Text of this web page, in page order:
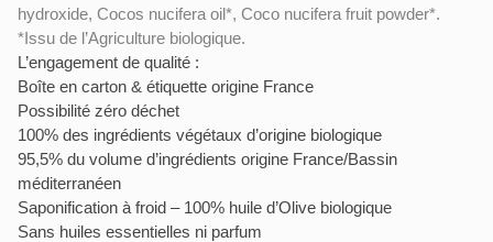
hydroxide, Cocos nucifera oil*, Coco nucifera fruit powder*.
*Issu de l’Agriculture biologique.
L’engagement de qualité :
Boîte en carton & étiquette origine France
Possibilité zéro déchet
100% des ingrédients végétaux d’origine biologique
95,5% du volume d’ingrédients origine France/Bassin
méditerranéen
Saponification à froid – 100% huile d’Olive biologique
Sans huiles essentielles ni parfum